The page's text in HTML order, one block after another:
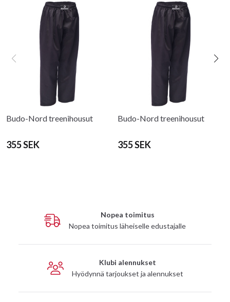
Budo-Nord treenihousut
355 SEK
Budo-Nord treenihousut
355 SEK
Nopea toimitus
Nopea toimitus läheiselle edustajalle
Klubi alennukset
Hyödynnä tarjoukset ja alennukset